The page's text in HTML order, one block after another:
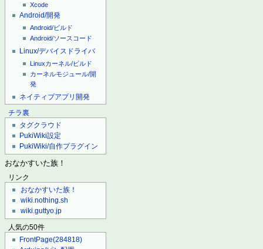
Xcode
Android/開発
Android/ビルド
Android/ソースコード
Linux/デバイスドライバ
Linuxカーネル/ビルド
カーネルモジュール/開
発
ネイティブアプリ開発
チラ裏
タグクラウド
PukiWiki設定
PukiWiki/自作プラグイン
おなかすいた族！
リンク
おなかすいた族！
wiki.nothing.sh
wiki.guttyo.jp
人気の50件
FrontPage(284818)